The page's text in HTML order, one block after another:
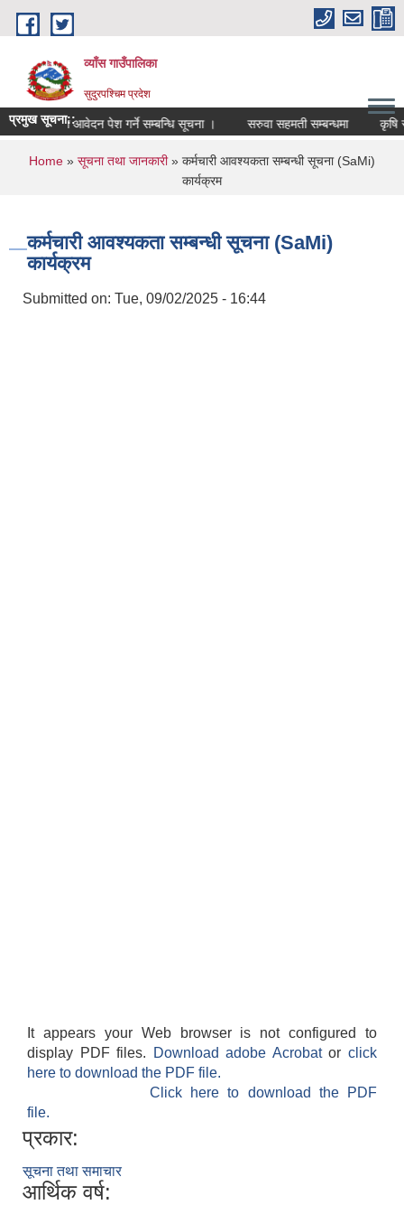
Skip to main content
व्याँस गाउँपालिका
सुदुरपश्चिम प्रदेश
प्रमुख सूचना::पदमा आवेदन पेश गर्ने सम्बन्धि सूचना । सरुवा सहमती सम्बन्धमा कृषि
You are here
Home » सूचना तथा जानकारी» कर्मचारी आवश्यकता सम्बन्धी सूचना (SaMi)
कार्यक्रम
कर्मचारी आवश्यकता सम्बन्धी सूचना (SaMi)
कार्यक्रम
Submitted on: Tue, 09/02/2025 - 16:44
It appears your Web browser is not configured to
display PDF files.
Download adobe Acrobatorclick
here to download the PDF file.
Click here to download the PDF
file.
प्रकार:
सूचना तथा समाचार
आर्थिक वर्ष: